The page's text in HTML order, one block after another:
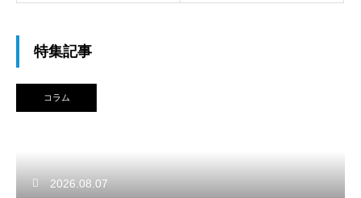
特集記事
コラム
2026.08.07